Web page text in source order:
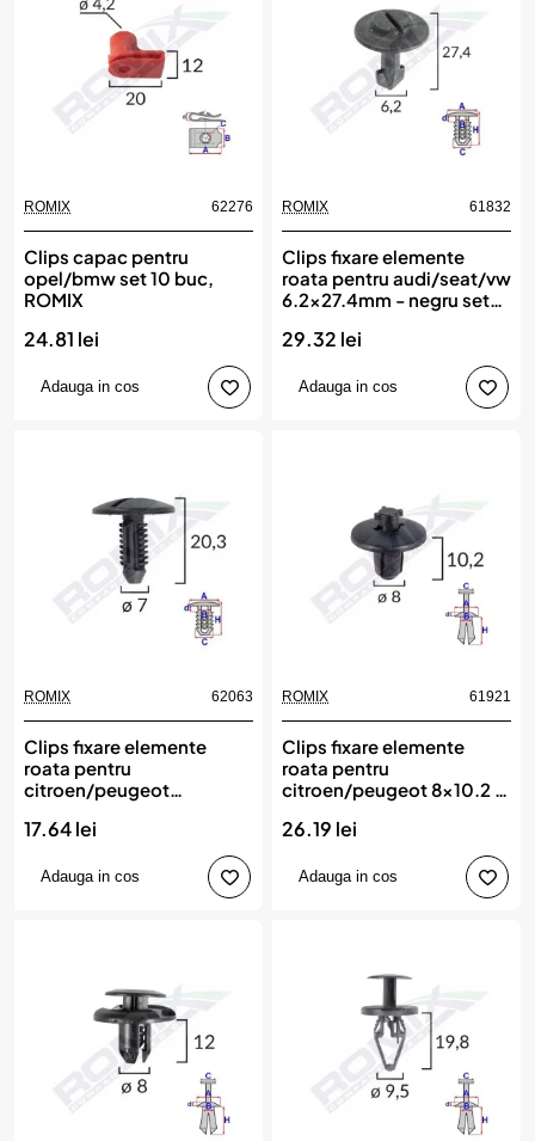
ROMIX 62276
Clips capac pentru
opel/bmw set 10 buc,
ROMIX
24.81 lei
Adauga in cos
ROMIX 61832
Clips fixare elemente
roata pentru audi/seat/vw
6.2x27.4mm - negru set
29.32 lei
Adauga in cos
ROMIX 62063
Clips fixare elemente
roata pentru
citroen/peugeot
buc, ROMIX
17.64 lei
Adauga in cos
ROMIX 61921
Clips fixare elemente
roata pentru
citroen/peugeot 8x10.2 -
26.19 lei
Adauga in cos